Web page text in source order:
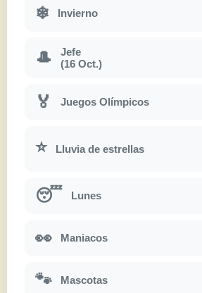
❄ Invierno
🎩
Jefe
(16 Oct.)
🏅 Juegos Olímpicos
⭐ Lluvia de estrellas
😴 Lunes
👀 Maniacos
🐾 Mascotas